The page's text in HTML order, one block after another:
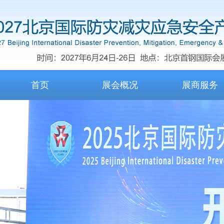
首页 展会概况 展商服务